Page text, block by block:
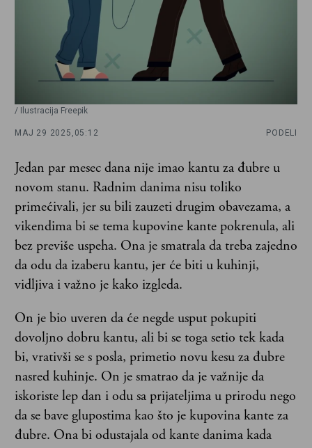
/ Ilustracija Freepik
MAJ 29 2025, 05:12 PODELI
Jedan par mesec dana nije imao kantu za đubre u
novom stanu. Radnim danima nisu toliko
primećivali, jer su bili zauzeti drugim obavezama, a
vikendima bi se tema kupovine kante pokrenula, ali
bez previše uspeha. Ona je smatrala da treba zajedno
da odu da izaberu kantu, jer će biti u kuhinji,
vidljiva i važno je kako izgleda.
On je bio uveren da će negde usput pokupiti
dovoljno dobru kantu, ali bi se toga setio tek kada
bi, vrativši se s posla, primetio novu kesu za đubre
nasred kuhinje. On je smatrao da je važnije da
iskoriste lep dan i odu sa prijateljima u prirodu nego
da se bave glupostima kao što je kupovina kante za
đubre. Ona bi odustajala od kante danima kada